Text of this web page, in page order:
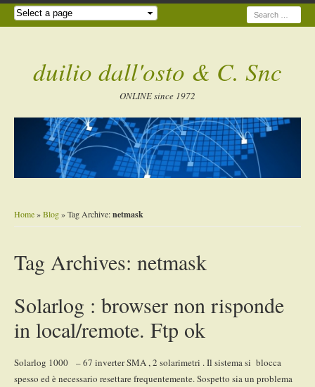
Search
duilio dall'osto & C. Snc
ONLINE since 1972
Home»Blog» Tag Archive:netmask
Tag Archives: netmask
Solarlog : browser non risponde
in local/remote. Ftp ok
Solarlog 1000 – 67 inverter SMA , 2 solarimetri . Il sistema si blocca
spesso ed è necessario resettare frequentemente. Sospetto sia un problema